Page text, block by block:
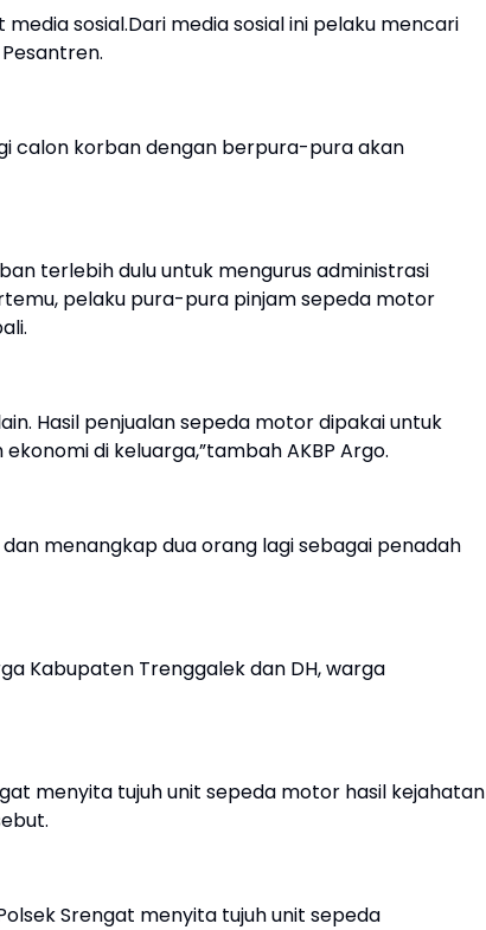
sosial.Dari media sosial ini pelaku mencari
calon korban dengan berpura-pura akan
terlebih dulu untuk mengurus administrasi
pelaku pura-pura pinjam sepeda motor
Hasil penjualan sepeda motor dipakai untuk
di keluarga,”tambah AKBP Argo.
menangkap dua orang lagi sebagai penadah
Kabupaten Trenggalek dan DH, warga
menyita tujuh unit sepeda motor hasil kejahatan
Srengat menyita tujuh unit sepeda